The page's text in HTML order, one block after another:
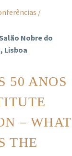
/
Salão Nobre do
Lisboa
50 ANOS
– WHAT
THE